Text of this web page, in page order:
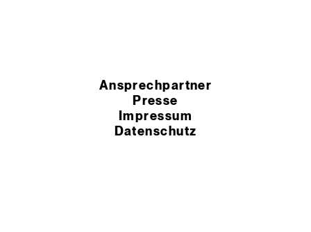
Ansprechpartner
Presse
Impressum
Datenschutz